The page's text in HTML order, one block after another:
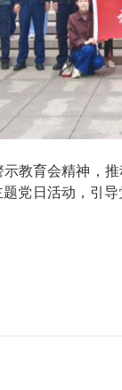
教育会精神，
党日活动，引